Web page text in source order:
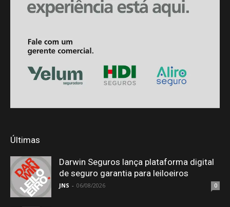
Últimas
Darwin Seguros lança plataforma digital
de seguro garantia para leiloeiros
JNS - 06/08/2026 0